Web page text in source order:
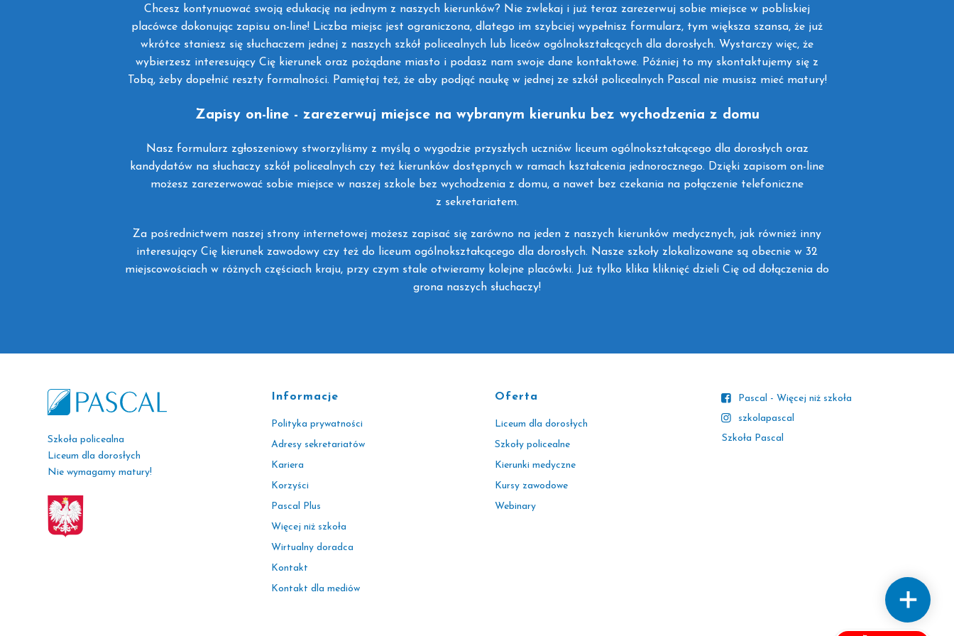
Chcesz kontynuować swoją edukację na jednym z naszych kierunków? Nie zwlekaj i już teraz zarezerwuj sobie miejsce w pobliskiej
placówce dokonując zapisu on-line! Liczba miejsc jest ograniczona, dlatego im szybciej wypełnisz formularz, tym większa szansa, że już
wkrótce staniesz się słuchaczem jednej z naszych szkół policealnych lub liceów ogólnokształcących dla dorosłych. Wystarczy więc, że
wybierzesz interesujący Cię kierunek oraz pożądane miasto i podasz nam swoje dane kontaktowe. Później to my skontaktujemy się z
Tobą, żeby dopełnić reszty formalności. Pamiętaj też, że aby podjąć naukę w jednej ze szkół policealnych Pascal nie musisz mieć matury!
Zapisy on-line - zarezerwuj miejsce na wybranym kierunku bez wychodzenia z domu
Nasz formularz zgłoszeniowy stworzyliśmy z myślą o wygodzie przyszłych uczniów liceum ogólnokształcącego dla dorosłych oraz
kandydatów na słuchaczy szkół policealnych czy też kierunków dostępnych w ramach kształcenia jednorocznego. Dzięki zapisom on-line
możesz zarezerwować sobie miejsce w naszej szkole bez wychodzenia z domu, a nawet bez czekania na połączenie telefoniczne
z sekretariatem.
Za pośrednictwem naszej strony internetowej możesz zapisać się zarówno na jeden z naszych kierunków medycznych, jak również inny
interesujący Cię kierunek zawodowy czy też do liceum ogólnokształcącego dla dorosłych. Nasze szkoły zlokalizowane są obecnie w 32
miejscowościach w różnych częściach kraju, przy czym stale otwieramy kolejne placówki. Już tylko klika kliknięć dzieli Cię od dołączenia do
grona naszych słuchaczy!
Szkoła policealna
Liceum dla dorosłych
Nie wymagamy matury!
Informacje
Polityka prywatności
Adresy sekretariatów
Kariera
Korzyści
Pascal Plus
Więcej niż szkoła
Wirtualny doradca
Kontakt
Kontakt dla mediów
Oferta
Liceum dla dorosłych
Szkoły policealne
Kierunki medyczne
Kursy zawodowe
Webinary
Pascal - Więcej niż szkoła
szkolapascal
Szkoła Pascal